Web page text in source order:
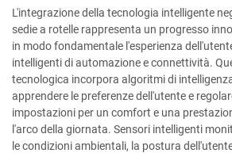
L'integrazione della tecnologia intelligente
sedie a rotelle rappresenta un progresso
in modo fondamentale l'esperienza
intelligenti di automazione e connettività.
tecnologica incorpora algoritmi di
apprendere le preferenze dell'utente e
impostazioni per un comfort e una
l'arco della giornata. Sensori intelligenti
le condizioni ambientali, la postura